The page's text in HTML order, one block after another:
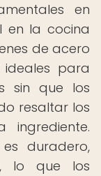
en
en la cocina
de acero
ideales para
sin que los
resaltar los
duradero,
lo que los